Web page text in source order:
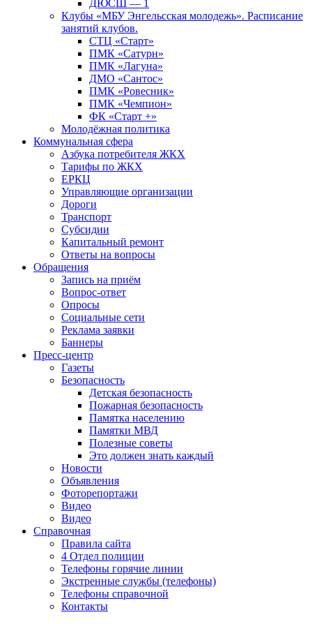
ДЮСШ — 1
Клубы «МБУ Энгельсская молодежь». Расписание
занятий клубов.
СТЦ «Старт»
ПМК «Сатурн»
ПМК «Лагуна»
ДМО «Сантос»
ПМК «Ровесник»
ПМК «Чемпион»
ФК «Старт +»
Молодёжная политика
Коммунальная сфера
Азбука потребителя ЖКХ
Тарифы по ЖКХ
ЕРКЦ
Управляющие организации
Дороги
Транспорт
Субсидии
Капитальный ремонт
Ответы на вопросы
Обращения
Запись на приём
Вопрос-ответ
Опросы
Социальные сети
Реклама заявки
Баннеры
Пресс-центр
Газеты
Безопасность
Детская безопасность
Пожарная безопасность
Памятка населению
Памятки МВД
Полезные советы
Это должен знать каждый
Новости
Объявления
Фоторепортажи
Видео
Видео
Справочная
Правила сайта
4 Отдел полиции
Телефоны горячие линии
Экстренные службы (телефоны)
Телефоны справочной
Контакты